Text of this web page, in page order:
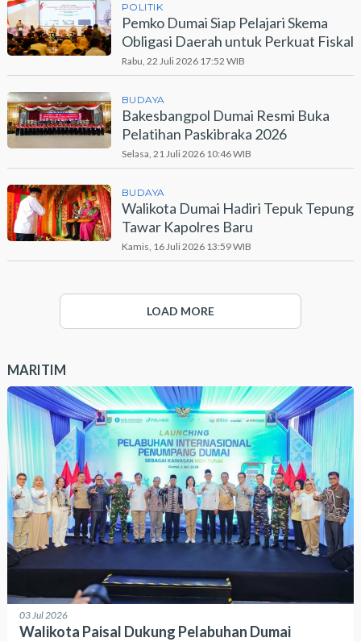
POLITIK
Pemko Dumai Siap Pelajari Skema
Obligasi Daerah untuk Perkuat Fiskal
Rabu, 22 Juli 2026 17:52 WIB
BUDAYA
Bakesbangpol Dumai Resmi Buka
Pelatihan Paskibraka 2026
Selasa, 21 Juli 2026 10:46 WIB
BUDAYA
Walikota Dumai Hadiri Tepuk Tepung
Tawar Kapolres Baru
Kamis, 16 Juli 2026 13:59 WIB
LOAD MORE
MARITIM
03 Jul 2026
Walikota Paisal Dukung Pelabuhan Dumai